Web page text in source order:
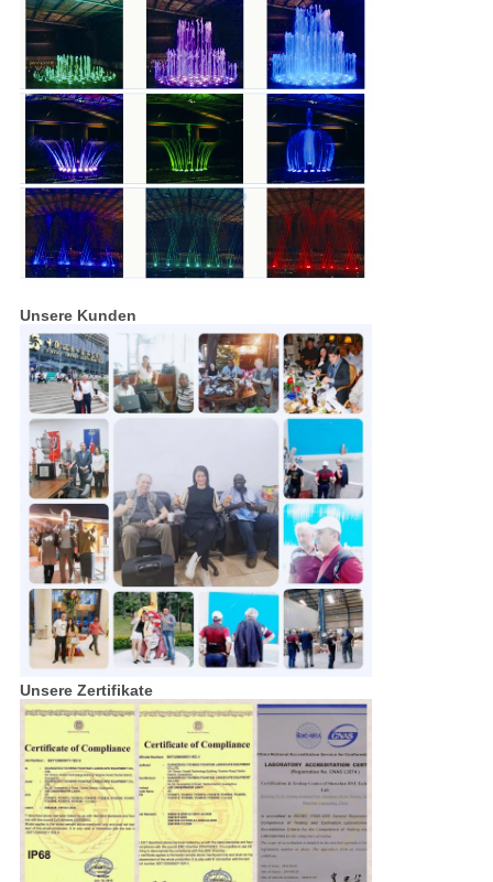
Unsere Kunden
Unsere Zertifikate